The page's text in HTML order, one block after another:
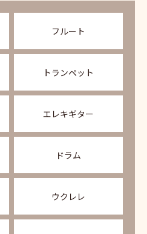
フルート
トランペット
エレキギター
ドラム
ウクレレ